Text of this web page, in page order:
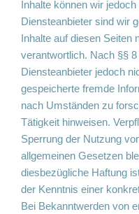
Inhalte können wir
Diensteanbieter sind wir
Inhalte auf diesen Seiten
verantwortlich. Nach §§
Diensteanbieter jedoch
gespeicherte fremde
nach Umständen zu
Tätigkeit hinweisen.
Sperrung der Nutzung
allgemeinen Gesetzen
diesbezügliche Haftung
der Kenntnis einer
Bei Bekanntwerden von